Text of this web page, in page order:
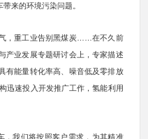
来的环境污染问题。
，重工业告别黑煤炭……在不久前
产业发展专题研讨会上，专家描述
有能量转化率高、噪音低及零排放
迅速投入开发推广工作，氢能利用
，我们将按照客户需求，为其精准